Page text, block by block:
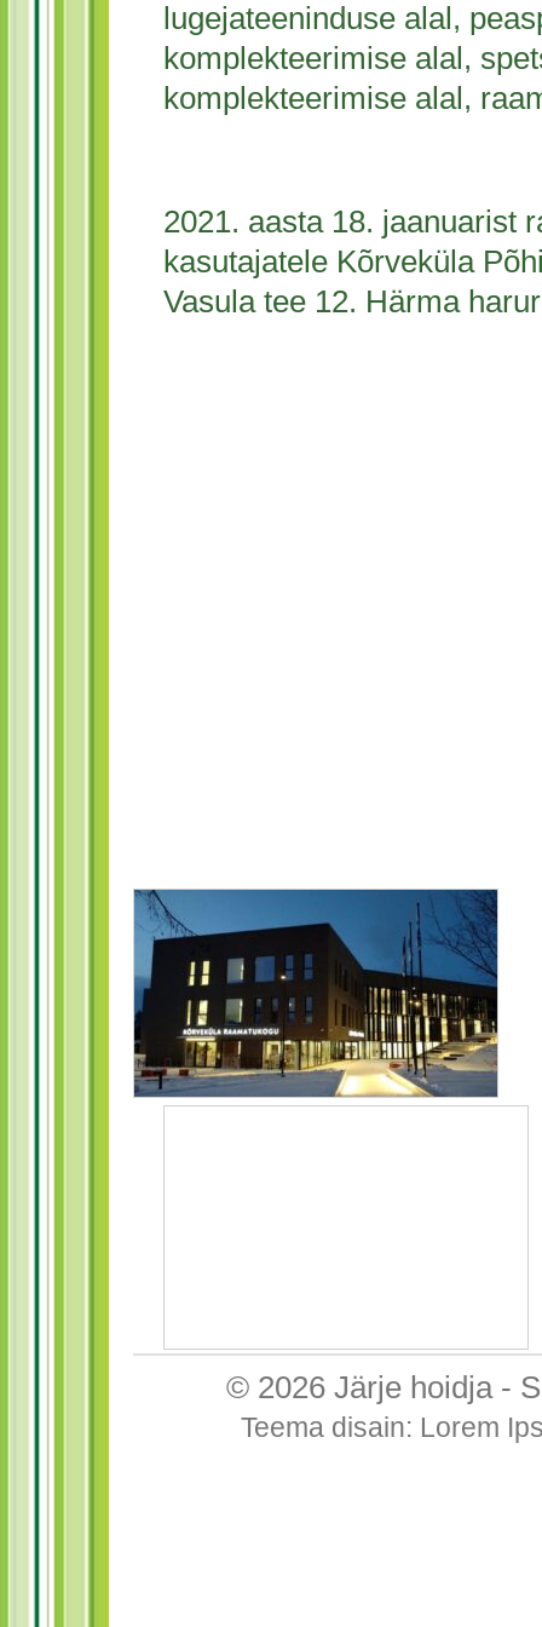
lugejateeninduse alal,
komplekteerimise alal,
komplekteerimise alal,
2021. aasta 18. jaanuarist
kasutajatele Kõrveküla
Vasula tee 12. Härma
© 2026 Järje hoidja-
Teema disain: Lorem